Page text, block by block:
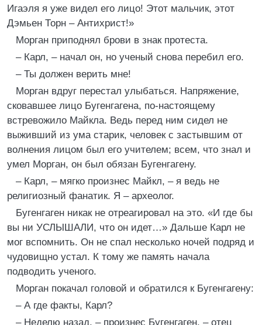
Игаэля я уже видел его лицо! Этот мальчик, этот
Дэмьен Торн – Антихрист!»
Морган приподнял брови в знак протеста.
– Карл, – начал он, но ученый снова перебил его.
– Ты должен верить мне!
Морган вдруг перестал улыбаться. Напряжение,
сковавшее лицо Бугенгагена, по-настоящему
встревожило Майкла. Ведь перед ним сидел не
выживший из ума старик, человек с застывшим от
волнения лицом был его учителем; всем, что знал и
умел Морган, он был обязан Бугенгагену.
– Карл, – мягко произнес Майкл, – я ведь не
религиозный фанатик. Я – археолог.
Бугенгаген никак не отреагировал на это. «И где бы
вы ни УСЛЫШАЛИ, что он идет…» Дальше Карл не
мог вспомнить. Он не спал несколько ночей подряд и
чудовищно устал. К тому же память начала
подводить ученого.
Морган покачал головой и обратился к Бугенгагену:
– А где факты, Карл?
– Неделю назад, – произнес Бугенгаген, – отец